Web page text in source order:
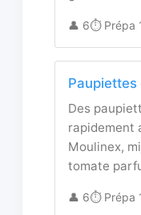
👤 6⏱️ Prépa
Paupiettes
Des
rapidement
Moulinex,
tomate
👤 6⏱️ Prépa